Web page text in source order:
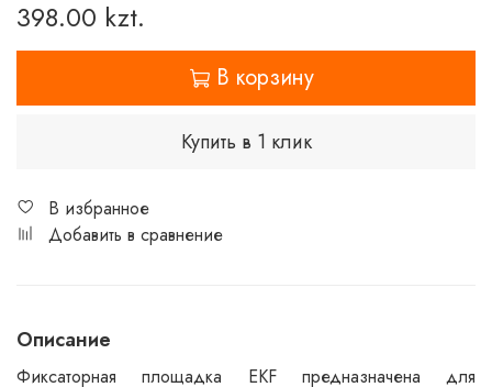
398.00 kzt.
В корзину
Купить в 1 клик
В избранное
Добавить в сравнение
Описание
Фиксаторная площадка EKF предназначена для